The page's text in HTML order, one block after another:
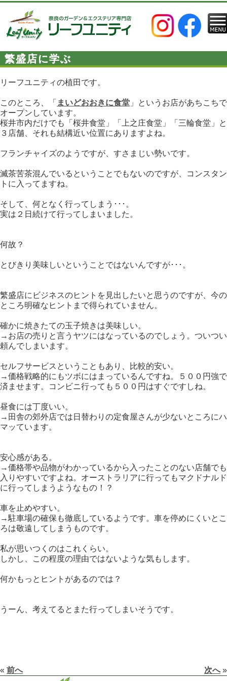
繁盛店に学ぶ
リーフユニティの植田です。
このところ、「 まいどおおきに食堂 」というお店があちこちで
オープンしています。
桜井市内だけでも「桜井食堂」「上之庄食堂」「三輪食堂」と
３店舗、それも結構近い位置にありますよね。
フランチャイズのようですが、すさまじい勢いです。
滅茶苦茶混んでいるということでもないのですが、コンスタン
トに入ってますね。
そして、何となく行ってしまう･･･。
実は２日続けて行ってしまいました。
何故？
とびきり美味しいということではないんですが･･･。
繁盛店にビジネスのヒントを見出したいと思うのですが、今の
ところ明確なヒントまで得られていません。
確かに焼きたての玉子焼きは美味しい。
→お店の売りと言うヤツにはなっているのでしょう。ついつい
頼んでしまいます。
セルフサービスということもあり、比較的安い。
→価格戦略的にもツボにはまっているんですね。５００円強で
済ませます。コンビニ行っても５００円はすぐですしね。
昼食には丁度いい。
→田舎の郊外店では日替わりの定食屋さんが少ないところにハ
マッています。
安心感がある。
→価格帯や品物がわかっているから入ったことのない店舗でも
入りやすいですよね。オーストラリアに行ってもマクドナルド
に行ってしまうようなもの！？
車を止めやすい。
→駐車場の確保も徹底しているようです。車を停めにくいとこ
ろは敬遠してしまうものです。
私が思いつくのはこれくらい。
しかし、この程度の理由ではないような気もします。
何かもっとヒントがあるのでは？
うーん、考えてるとまた行ってしまいそうです。
« 前へ 次へ»